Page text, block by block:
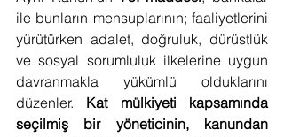
ile bunların mensuplarının; faaliyetlerini
yürütürken adalet, doğruluk, dürüstlük
ve sosyal sorumluluk ilkelerine uygun
davranmakla yükümlü olduklarını
düzenler. Kat mülkiyeti kapsamında
seçilmiş bir yöneticinin, kanundan